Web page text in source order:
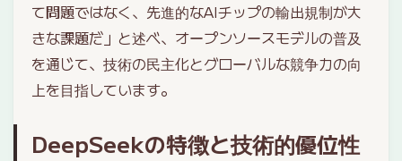
て問題ではなく、先進的なAIチップの輸出規制が大
きな課題だ」と述べ、オープンソースモデルの普及
を通じて、技術の民主化とグローバルな競争力の向
上を目指しています。
DeepSeekの特徴と技術的優位性